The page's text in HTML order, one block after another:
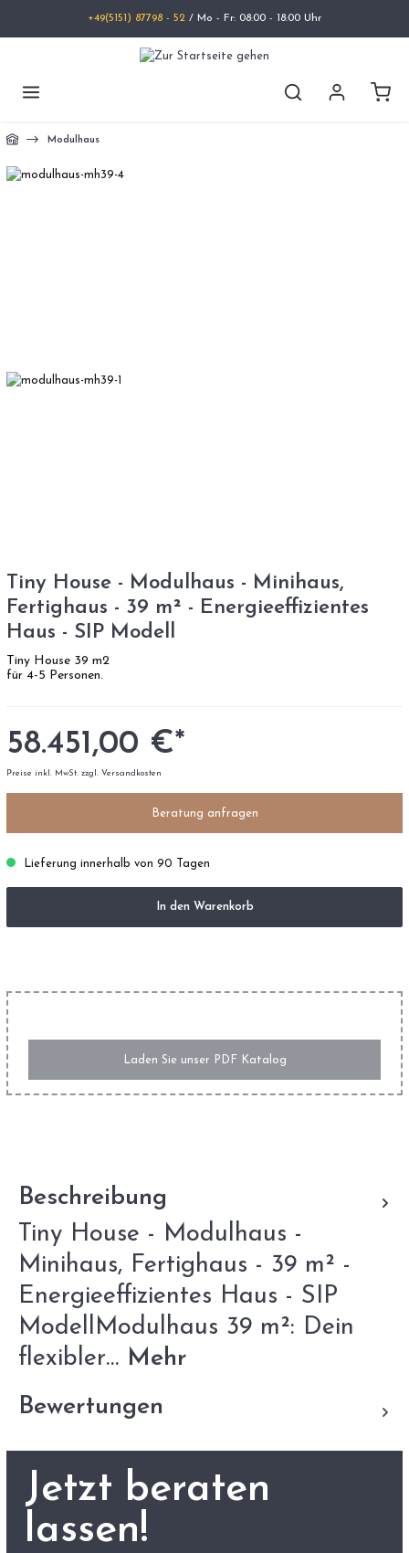
+49(5151) 87798 - 52 / Mo - Fr: 08:00 - 18:00 Uhr
Modulhaus
Tiny House - Modulhaus - Minihaus,
Fertighaus - 39 m² - Energieeffizientes
Haus - SIP Modell
Tiny House 39 m2
für 4-5 Personen.
58.451,00 €*
Preise inkl. MwSt. zzgl. Versandkosten
Beratung anfragen
Lieferung innerhalb von 90 Tagen
In den Warenkorb
Laden Sie unser PDF Katalog
Beschreibung
Tiny House - Modulhaus -
Minihaus, Fertighaus - 39 m² -
Energieeffizientes Haus - SIP
ModellModulhaus 39 m²: Dein
flexibler… Mehr
Bewertungen
Jetzt beraten
lassen!